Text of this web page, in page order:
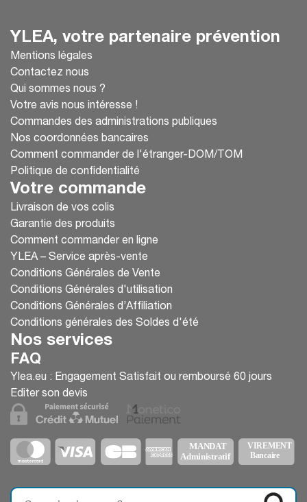
YLEA, votre partenaire prévention
Mentions légales
Contactez nous
Qui sommes nous ?
Votre avis nous intéresse !
Commandes des administrations publiques
Nos coordonnées bancaires
Comment commander de l'étranger-DOM/TOM
Politique de confidentialité
Votre commande
Livraison de vos colis
Garantie des produits
Comment commander en ligne
YLEA – Service après-vente
Conditions Générales de Vente
Conditions Générales d'utilisation
Conditions Générales d’Affiliation
Conditions générales des Soldes d'été
Nos services
FAQ
Ylea.eu : Engagement Satisfait ou remboursé 60 jours
Editer son devis